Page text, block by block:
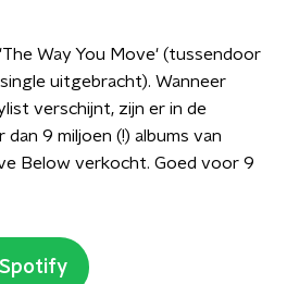
Way You Move' (tussendoor
uitgebracht). Wanneer
verschijnt, zijn er in de
9 miljoen (!) albums van
Below verkocht. Goed voor 9